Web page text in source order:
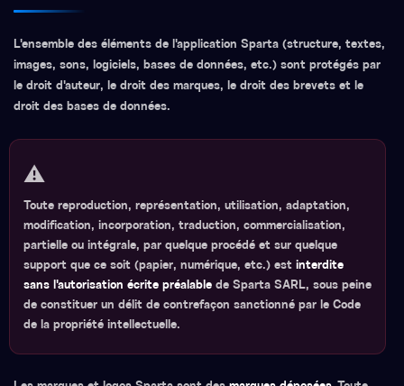
L'ensemble des éléments de l'application Sparta (structure, textes,
images, sons, logiciels, bases de données, etc.) sont protégés par
le droit d'auteur, le droit des marques, le droit des brevets et le
droit des bases de données.
⚠️
Toute reproduction, représentation, utilisation, adaptation,
modification, incorporation, traduction, commercialisation,
partielle ou intégrale, par quelque procédé et sur quelque
support que ce soit (papier, numérique, etc.) est interdite
sans l'autorisation écrite préalable de Sparta SARL, sous peine
de constituer un délit de contrefaçon sanctionné par le Code
de la propriété intellectuelle.